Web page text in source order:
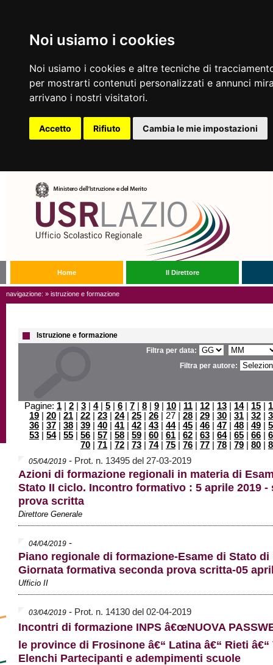
Noi usiamo i cookies
Noi usiamo i cookies e altre tecniche di
per mostrarti contenuti personalizzati e annunci
arrivano i nostri visitatori.
Accetto Rifiuto Cambia le mie impostazioni
Home Il Direttore
navigazione: » istruzione e formazione
Istruzione e formazione
Filtra per data:
Filtra per autore:
Pagine: 1 2 3 4| 5 6 7 8 9 10 11 12 13 14| 15
19
20 21 22 23 24| 25 26 | 27 | 28 29 30 31 32
36
37 38 39 40 41 42 43 44| 45 46 47 48 49
53
54| 55 56 57 58 59 60 61 62 63 64| 65 66
70
71 72 73 74| 75 76 77 78 79 80
05/04/2019 - Prot. n. 13495 del 27-03-2019
Azioni di formazione regionali in materia di
Stato II ciclo. Incontro formativo : 5 aprile 2019 -
prova scritta
Direttore Generale
04/04/2019 -
Piano regionale di formazione-Esame di Stato di
Giornata formativa seconda prova scritta-05
Ufficio II
03/04/2019 - Prot. n. 14130 del 02-04-2019
Incontri di formazione INPS â€œNUOVA
le province di Frosinone â€“ Latina â€“ Rieti
Elenchi Partecipanti e adempimenti scuole